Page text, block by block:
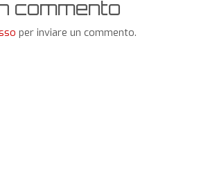
commento
per inviare un commento.